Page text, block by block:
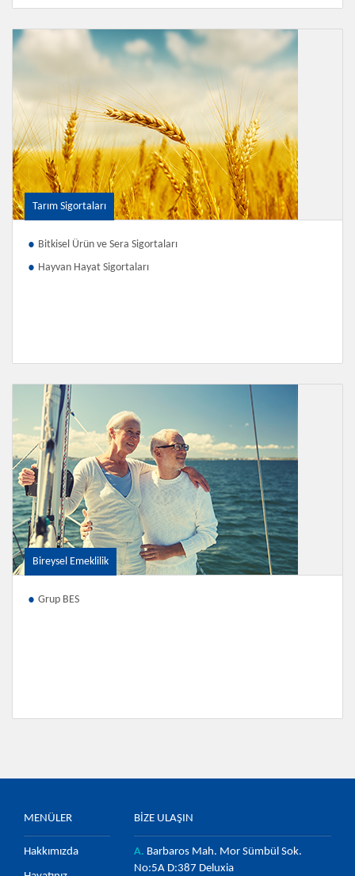
Tarım Sigortaları
Bitkisel Ürün ve Sera Sigortaları
Hayvan Hayat Sigortaları
Bireysel Emeklilik
Grup BES
MENÜLER
Hakkımızda
BİZE ULAŞIN
A. Barbaros Mah. Mor Sümbül Sok.
No:5A D:387 Deluxia